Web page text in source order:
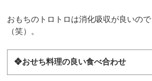
おもちのトロトロは消化吸収が良いの
（笑）。
❖おせち料理の良い食べ合わせ